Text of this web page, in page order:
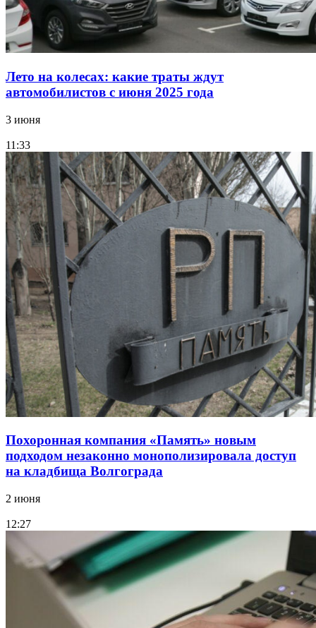
Лето на колесах: какие траты ждут
автомобилистов с июня 2025 года
3 июня
11:33
Похоронная компания «Память» новым
подходом незаконно монополизировала доступ
на кладбища Волгограда
2 июня
12:27